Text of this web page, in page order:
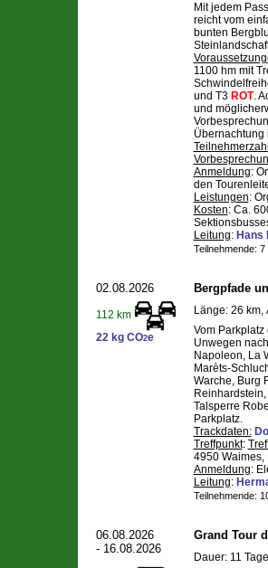
Mit jedem
reicht vom
bunten
1100 hm mit
und T3 ROT.
und
Übernachtung
Anmeldung:
den
Leistungen:
Kosten: Ca.
Leitung: Hans
Teilnehmende:
02.08.2026
112 km
22 kg CO2e
Bergpfade
Länge: 26 km,
Vom
Unwegen
Napoleon, La
Marèts-
Warche, Burg
Talsperre
Parkplatz.
Trackdaten:
Treffpunkt:
4950 Waimes,
Anmeldung:
Leitung:
Teilnehmende:
06.08.2026
- 16.08.2026
Grand Tour
Dauer: 11